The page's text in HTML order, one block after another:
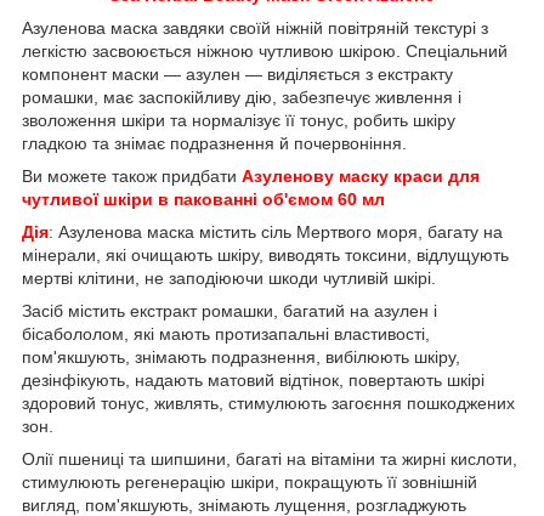
Азуленова маска завдяки своїй ніжній повітряній текстурі з
легкістю засвоюється ніжною чутливою шкірою. Спеціальний
компонент маски — азулен — виділяється з екстракту
ромашки, має заспокійливу дію, забезпечує живлення і
зволоження шкіри та нормалізує її тонус, робить шкіру
гладкою та знімає подразнення й почервоніння.
Ви можете також придбати Азуленову маску краси для
чутливої шкіри в пакованні об'ємом 60 мл
Дія: Азуленова маска містить сіль Мертвого моря, багату на
мінерали, які очищають шкіру, виводять токсини, відлущують
мертві клітини, не заподіюючи шкоди чутливій шкірі.
Засіб містить екстракт ромашки, багатий на азулен і
бісабололом, які мають протизапальні властивості,
пом'якшують, знімають подразнення, вибілюють шкіру,
дезінфікують, надають матовий відтінок, повертають шкірі
здоровий тонус, живлять, стимулюють загоєння пошкоджених
зон.
Олії пшениці та шипшини, багаті на вітаміни та жирні кислоти,
стимулюють регенерацію шкіри, покращують її зовнішній
вигляд, пом'якшують, знімають лущення, розгладжують